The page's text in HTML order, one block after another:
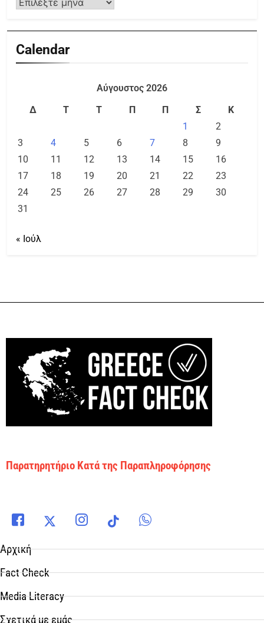
Calendar
Αύγουστος 2026
Δ
Τ Τ Π Π Σ
Κ
1
2
3
4 5 6 7 8
9
10
11 12 13 14 15
16
17
18 19 20 21 22
23
24
25 26 27 28 29
30
31
« Ιούλ
Παρατηρητήριο Κατά της Παραπληροφόρησης
Αρχική
Fact Check
Media Literacy
Σχετικά με εμάς